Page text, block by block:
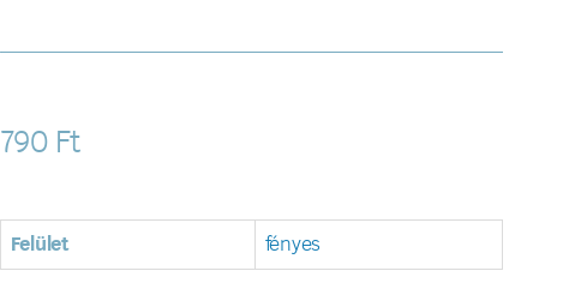
790 Ft
Felület fényes